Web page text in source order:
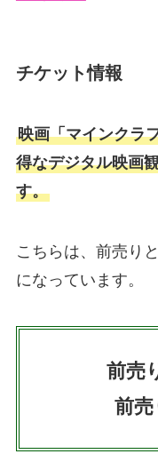
チケット情報
映画「マインクラ
得なデジタル映画
す。
こちらは、前売り
になっています。
前売
前